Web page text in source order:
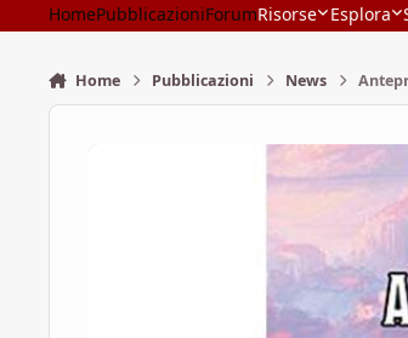
HomePubblicazioniForumRisorse Esplora
Home Pubblicazioni News